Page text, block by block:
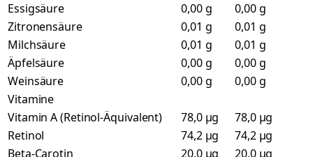
Essigsäure
0,00 g
0,00 g
Zitronensäure
0,01 g
0,01 g
Milchsäure
0,01 g
0,01 g
Äpfelsäure
0,00 g
0,00 g
Weinsäure
0,00 g
0,00 g
Vitamine
Vitamin A (Retinol-Äquivalent)
78,0 µg
78,0 µg
Retinol
74,2 µg
74,2 µg
Beta-Carotin
20,0 µg
20,0 µg